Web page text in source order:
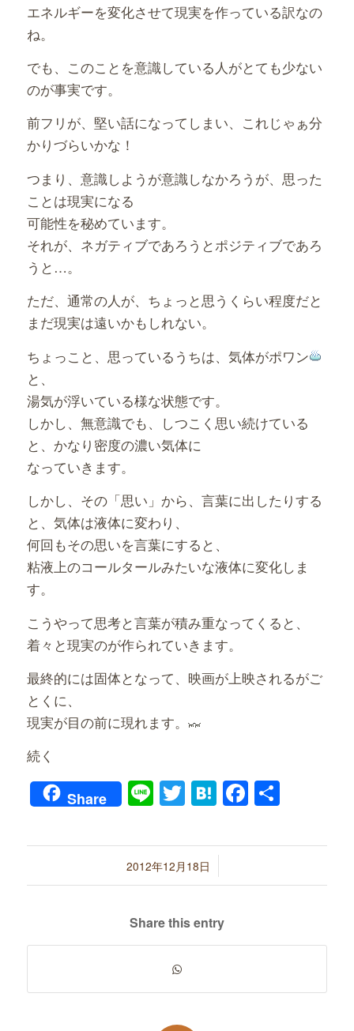
エネルギーを変化させて現実を作っている訳なの
ね。
でも、このことを意識している人がとても少ない
のが事実です。
前フリが、堅い話になってしまい、これじゃぁ分
かりづらいかな！
つまり、意識しようが意識しなかろうが、思った
ことは現実になる
可能性を秘めています。
それが、ネガティブであろうとポジティブであろ
うと…。
ただ、通常の人が、ちょっと思うくらい程度だと
まだ現実は遠いかもしれない。
ちょっこと、思っているうちは、気体がポワン
と、
湯気が浮いている様な状態です。
しかし、無意識でも、しつこく思い続けている
と、かなり密度の濃い気体に
なっていきます。
しかし、その「思い」から、言葉に出したりする
と、気体は液体に変わり、
何回もその思いを言葉にすると、
粘液上のコールタールみたいな液体に変化しま
す。
こうやって思考と言葉が積み重なってくると、
着々と現実のが作られていきます。
最終的には固体となって、映画が上映されるがご
とくに、
現実が目の前に現れます。
続く
Share LineTwitter
Hatena共
2012年12月18日
/
Share this entry